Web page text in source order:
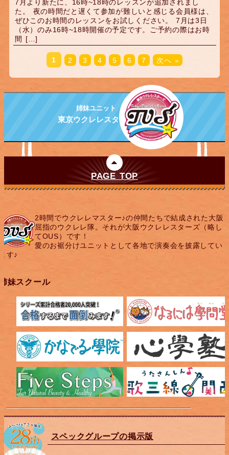
7月より新たに、16時~18時のレッスンが追加されまし
た。 夜の時間だと遅くて参加が難しいと感じる会員様は、
ぜひこのお時間のレッスンをお試しください。 7月は3日
（水）のみ16時~18時開催の予定です。ご予約の際はお時
間 […]
1 2 3 4 5 6 7 次へ »
姉妹ユニット
東京ウクレレスターズ
PAGE TOP
2時間でウクレレマスター♪の仲間たちで結成された大阪
屈指のウクレレ隊。それが大阪ウクレレスターズ（略し
てOUS）です！
愛のお裾分けユニットとして各地で演奏会を披露してい
す♪
妹スクール
スペックグループの掲示版